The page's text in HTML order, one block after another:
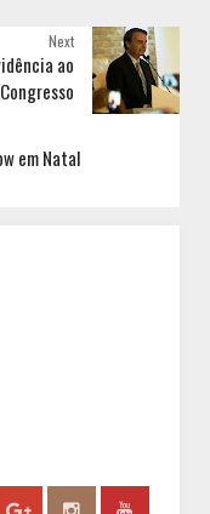
Next
ao
Congresso
em Natal